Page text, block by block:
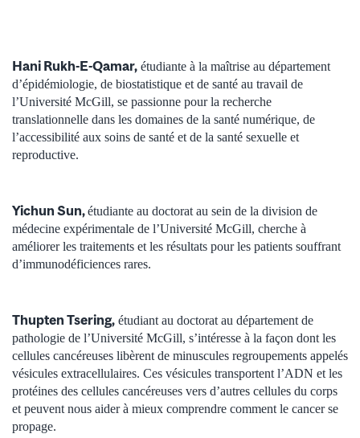
Hani Rukh-E-Qamar, étudiante à la maîtrise au département
d’épidémiologie, de biostatistique et de santé au travail de
l’Université McGill, se passionne pour la recherche
translationnelle dans les domaines de la santé numérique, de
l’accessibilité aux soins de santé et de la santé sexuelle et
reproductive.
Yichun Sun,étudiante au doctorat au sein de la division de
médecine expérimentale de l’Université McGill, cherche à
améliorer les traitements et les résultats pour les patients souffrant
d’immunodéficiences rares.
Thupten Tsering, étudiant au doctorat au département de
pathologie de l’Université McGill, s’intéresse à la façon dont les
cellules cancéreuses libèrent de minuscules regroupements appelés
vésicules extracellulaires. Ces vésicules transportent l’ADN et les
protéines des cellules cancéreuses vers d’autres cellules du corps
et peuvent nous aider à mieux comprendre comment le cancer se
propage.